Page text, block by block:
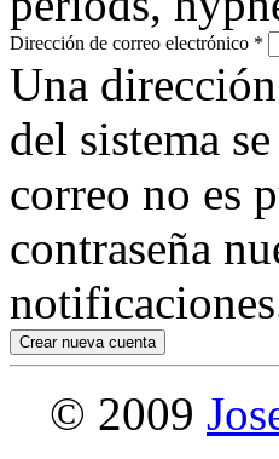
Dirección de correo electrónico *
Una
del sistema
correo no es
contraseña
© 2009